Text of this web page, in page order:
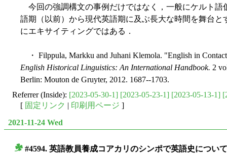
今回の強調構文の事例だけではなく，一般にケルト語
語期（以前）から現代英語期に及ぶ長大な時間を舞台
にエキサイティングではある．
・ Filppula, Markku and Juhani Klemola. "English in
English Historical Linguistics: An International Handbook. 2
Berlin: Mouton de Gruyter, 2012. 1687--1703.
Referrer (Inside): [2023-05-30-1] [2023-05-23-1] [2023-05-13-1]
[ 固定リンク | 印刷用ページ ]
2021-11-24 Wed
#4594. 英語教員養成コアカリのシンポで英語史につい